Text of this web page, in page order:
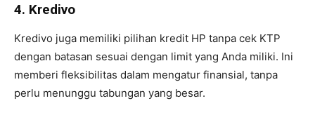
4. Kredivo
Kredivo juga memiliki pilihan kredit HP tanpa cek KTP
dengan batasan sesuai dengan limit yang Anda miliki. Ini
memberi fleksibilitas dalam mengatur finansial, tanpa
perlu menunggu tabungan yang besar.